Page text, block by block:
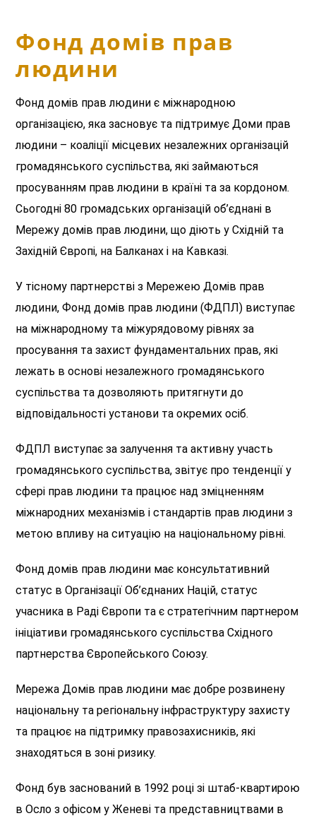
Фонд домів прав
людини
Фонд домів прав людини є міжнародною
організацією, яка засновує та підтримує Доми прав
людини – коаліції місцевих незалежних організацій
громадянського суспільства, які займаються
просуванням прав людини в країні та за кордоном.
Сьогодні 80 громадських організацій об’єднані в
Мережу домів прав людини, що діють у Східній та
Західній Європі, на Балканах і на Кавказі.
У тісному партнерстві з Мережею Домів прав
людини, Фонд домів прав людини (ФДПЛ) виступає
на міжнародному та міжурядовому рівнях за
просування та захист фундаментальних прав, які
лежать в основі незалежного громадянського
суспільства та дозволяють притягнути до
відповідальності установи та окремих осіб.
ФДПЛ виступає за залучення та активну участь
громадянського суспільства, звітує про тенденції у
сфері прав людини та працює над зміцненням
міжнародних механізмів і стандартів прав людини з
метою впливу на ситуацію на національному рівні.
Фонд домів прав людини має консультативний
статус в Організації Об’єднаних Націй, статус
учасника в Раді Європи та є стратегічним партнером
ініціативи громадянського суспільства Східного
партнерства Європейського Союзу.
Мережа Домів прав людини має добре розвинену
національну та регіональну інфраструктуру захисту
та працює на підтримку правозахисників, які
знаходяться в зоні ризику.
Фонд був заснований в 1992 році зі штаб-квартирою
в Осло з офісом у Женеві та представництвами в